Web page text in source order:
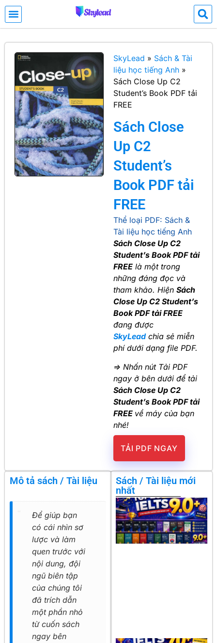
SkyLead » Sách & Tài
liệu học tiếng Anh »
Sách Close Up C2
Student’s Book PDF tải
FREE
Sách Close
Up C2
Student’s
Book PDF tải
FREE
Thể loại PDF: Sách &
Tài liệu học tiếng Anh
Sách Close Up C2
Student’s Book PDF tải
FREE là một trong
những đáng đọc và
tham khảo. Hiện Sách
Close Up C2 Student’s
Book PDF tải FREE
đang được
SkyLeadchia sẻ miễn
phí dưới dạng file PDF.
=> Nhấn nút Tải PDF
ngay ở bên dưới để tải
Sách Close Up C2
Student’s Book PDF tải
FREE về máy của bạn
nhé!
TẢI PDF NGAY
Mô tả sách / Tài liệu
Để giúp bạn
có cái nhìn sơ
lược và làm
quen trước với
nội dung, đội
ngũ biên tập
của chúng tôi
đã trích dẫn
một phần nhỏ
từ cuốn sách
ngay bên
Sách / Tài liệu mới
nhất